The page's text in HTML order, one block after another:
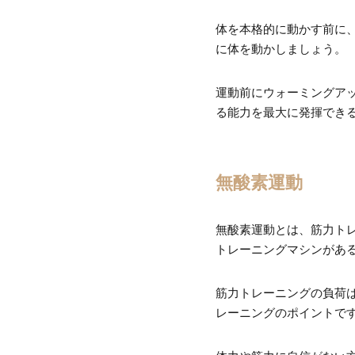
体を本格的に動かす前に
に体を動かしましょう。
運動前にウォーミングア
る能力を最大に発揮でき
無酸素運動
無酸素運動とは、筋力ト
トレーニングマシンがあ
筋力トレーニングの負荷
レーニングのポイントで